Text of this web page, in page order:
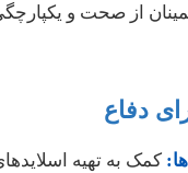
از صحت و یکپارچگی
به تهیه اسلایدهای